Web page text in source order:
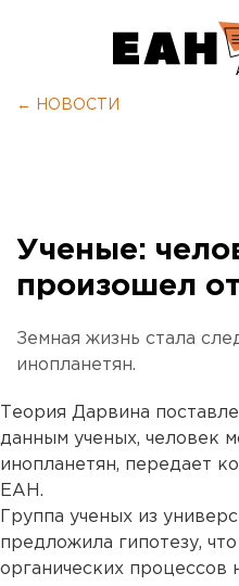
← НОВОСТИ
Ученые:
произошел
Земная жизнь стала
инопланетян.
Теория Дарвина
данным ученых, человек
инопланетян, передает
ЕАН.
Группа ученых из
предложила гипотезу,
органических процессов